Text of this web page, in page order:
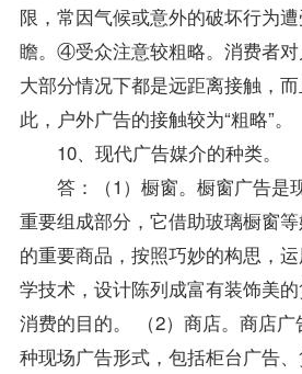
限，常因气候或意外的破坏行为
瞻。④受众注意较粗略。消费者
大部分情况下都是远距离接触，
此，户外广告的接触较为“粗略”。
10、现代广告媒介的种类。
答：（1）橱窗。橱窗广告是
重要组成部分，它借助玻璃橱窗
的重要商品，按照巧妙的构思，
学技术，设计陈列成富有装饰美
消费的目的。 （2）商店。商店
种现场广告形式，包括柜台广告